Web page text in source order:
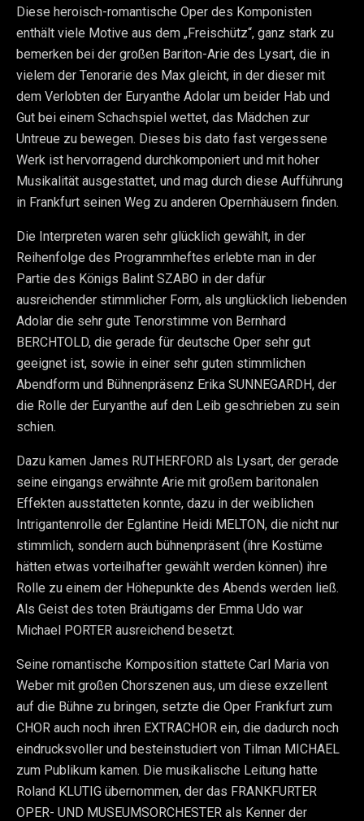
Diese heroisch-romantische Oper des Komponisten
enthält viele Motive aus dem „Freischütz“, ganz stark zu
bemerken bei der großen Bariton-Arie des Lysart, die in
vielem der Tenorarie des Max gleicht, in der dieser mit
dem Verlobten der Euryanthe Adolar um beider Hab und
Gut bei einem Schachspiel wettet, das Mädchen zur
Untreue zu bewegen. Dieses bis dato fast vergessene
Werk ist hervorragend durchkomponiert und mit hoher
Musikalität ausgestattet, und mag durch diese Aufführung
in Frankfurt seinen Weg zu anderen Opernhäusern finden.
Die Interpreten waren sehr glücklich gewählt, in der
Reihenfolge des Programmheftes erlebte man in der
Partie des Königs Balint SZABO in der dafür
ausreichender stimmlicher Form, als unglücklich liebenden
Adolar die sehr gute Tenorstimme von Bernhard
BERCHTOLD, die gerade für deutsche Oper sehr gut
geeignet ist, sowie in einer sehr guten stimmlichen
Abendform und Bühnenpräsenz Erika SUNNEGARDH, der
die Rolle der Euryanthe auf den Leib geschrieben zu sein
schien.
Dazu kamen James RUTHERFORD als Lysart, der gerade
seine eingangs erwähnte Arie mit großem baritonalen
Effekten ausstatteten konnte, dazu in der weiblichen
Intrigantenrolle der Eglantine Heidi MELTON, die nicht nur
stimmlich, sondern auch bühnenpräsent (ihre Kostüme
hätten etwas vorteilhafter gewählt werden können) ihre
Rolle zu einem der Höhepunkte des Abends werden ließ.
Als Geist des toten Bräutigams der Emma Udo war
Michael PORTER ausreichend besetzt.
Seine romantische Komposition stattete Carl Maria von
Weber mit großen Chorszenen aus, um diese exzellent
auf die Bühne zu bringen, setzte die Oper Frankfurt zum
CHOR auch noch ihren EXTRACHOR ein, die dadurch noch
eindrucksvoller und besteinstudiert von Tilman MICHAEL
zum Publikum kamen. Die musikalische Leitung hatte
Roland KLUTIG übernommen, der das FRANKFURTER
OPER- UND MUSEUMSORCHESTER als Kenner der